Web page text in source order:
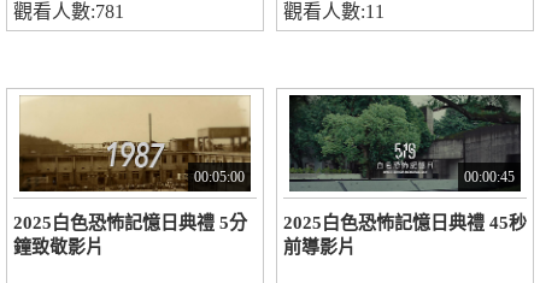
觀看人數:781 觀看人數:11
00:05:00
2025白色恐怖記憶日典禮 5分
鐘致敬影片
00:00:45
2025白色恐怖記憶日典禮 45秒
前導影片